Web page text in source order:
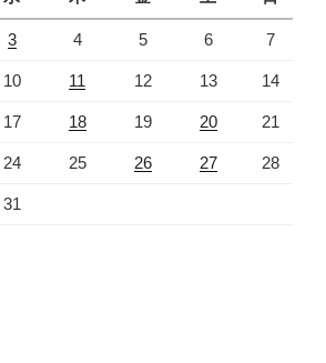
3 4 5 6 7
10 11 12 13 14
17 18 19 20 21
24 25 26 27 28
31